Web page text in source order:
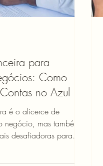
para
Como
no Azul
é o alicerce de
mas também
desafiadoras para